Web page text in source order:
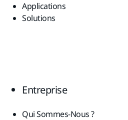
Applications
Solutions
Entreprise
Qui Sommes-Nous ?